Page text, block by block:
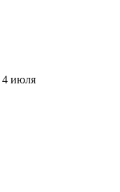
4 июля